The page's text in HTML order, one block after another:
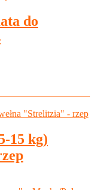
do
15 kg)